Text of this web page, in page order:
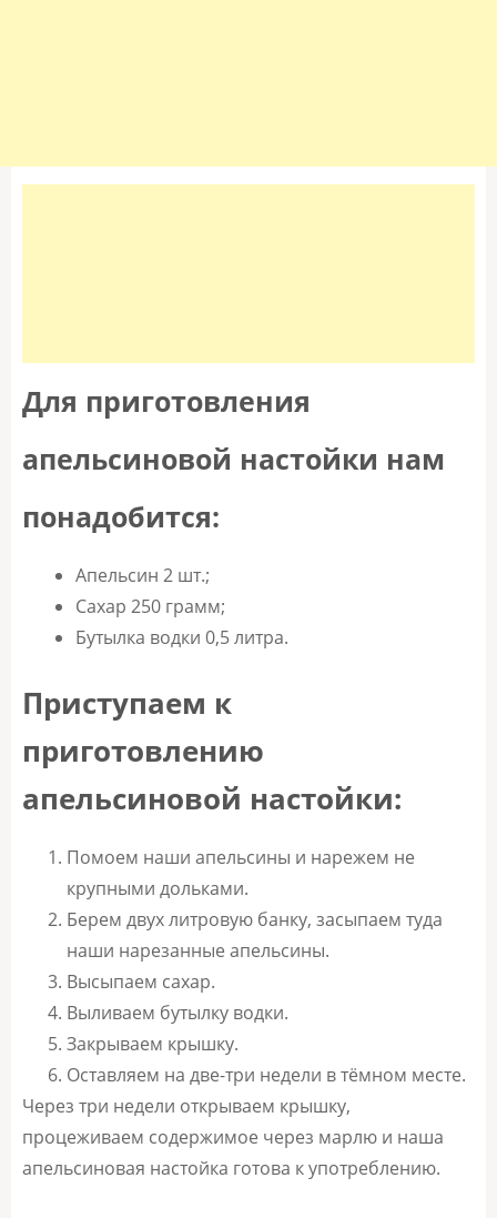
Для приготовления
апельсиновой настойки нам
понадобится:
Апельсин 2 шт.;
Сахар 250 грамм;
Бутылка водки 0,5 литра.
Приступаем к
приготовлению
апельсиновой настойки:
Помоем наши апельсины и нарежем не
крупными дольками.
Берем двух литровую банку, засыпаем туда
наши нарезанные апельсины.
Высыпаем сахар.
Выливаем бутылку водки.
Закрываем крышку.
Оставляем на две-три недели в тёмном месте.
Через три недели открываем крышку,
процеживаем содержимое через марлю и наша
апельсиновая настойка готова к употреблению.